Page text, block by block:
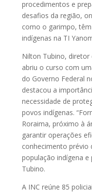
procedimentos e
desafios da região,
como o garimpo,
indígenas na TI
Nilton Tubino, diretor
abriu o curso com
do Governo Federal
destacou a
necessidade de
povos indígenas.
Roraima, próximo à
garantir operações
conhecimento prévio
população indígena
Tubino.
A INC reúne 85